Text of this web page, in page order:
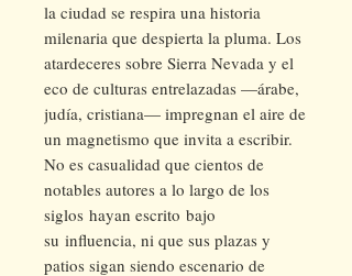
la ciudad se respira una historia
milenaria que despierta la pluma. Los
atardeceres sobre Sierra Nevada y el
eco de culturas entrelazadas —árabe,
judía, cristiana— impregnan el aire de
un magnetismo que invita a escribir.
No es casualidad que cientos de
notables autores a lo largo de los
siglos hayan escrito bajo
su influencia, ni que sus plazas y
patios sigan siendo escenario de